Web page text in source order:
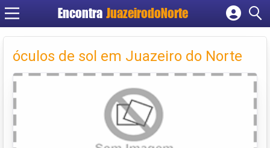
Encontra JuazeirodoNorte
Cadastrar empresa
Criar conta
óculos de sol em Juazeiro do Norte